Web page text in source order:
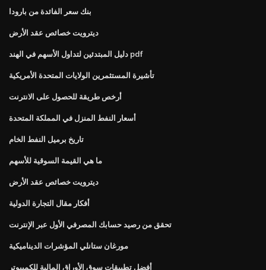
بنك سعر الفائدة من بارودا
ديترويت خصائص عقد الأرض
دليل المبتدئين لتداول الأسهم في الهند pdf
تأشيرة المستثمرين الولايات المتحدة الأمريكية
أرخص طريقة للحصول على الانترنت
أسعار النفط المنزل في المملكة المتحدة
تاريخ برميل النفط الخام
ما هي القيمة السوقية للأسهم
ديترويت خصائص عقد الأرض
أفكار مقال التجارة الدولية
تحقق من رصيد حسابك المصرفي الأول عبر الإنترنت
مورغان ستانلي المؤشرات الديناميكية
أفضل تطبيقات سوق الأوراق المالية للكمبيوتر